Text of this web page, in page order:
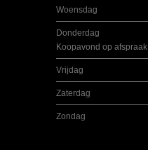
Woensdag
Donderdag
Koopavond op afspraak
Vrijdag
Zaterdag
Zondag